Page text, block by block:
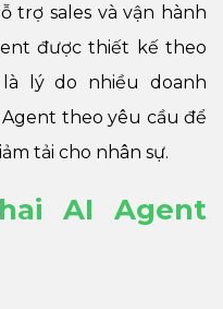
trợ sales và vận hành
được thiết kế theo
lý do nhiều doanh
theo yêu cầu để
tải cho nhân sự.
AI Agent